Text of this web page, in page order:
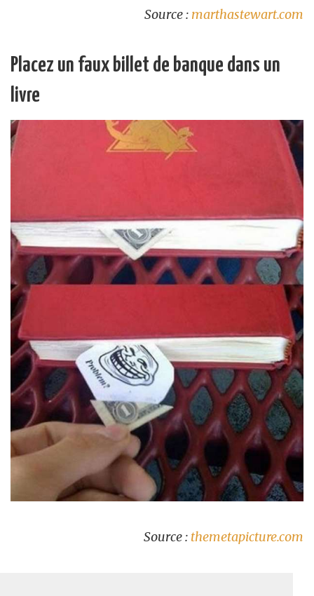
Source : marthastewart.com
Placez un faux billet de banque dans un
livre
Source : themetapicture.com